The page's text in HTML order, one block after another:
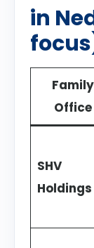
in
Family
Office
SHV
Holdings